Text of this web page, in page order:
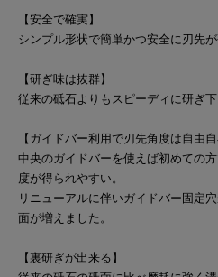
【安全で確実】
シンプル形状で簡単かつ安全に刃先が
【研ぎ味は抜群】
従来の砥石よりもスピーディに研ぎ下
【ガイドバー利用で刃先角度は自由自
中央のガイドバーを使えば初めての
度が得られやすい。
リニューアルに伴いガイドバー固定
面が増えました。
【裏研ぎが出来る】